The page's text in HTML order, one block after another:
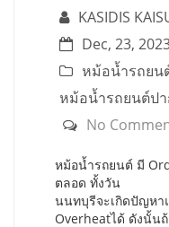
KASIDIS
Dec, 23,
หม้อน้ำรถยน
หม้อน้ำรถยนต์ปา
No
หม้อน้ำรถยนต์ มี
ตลอด ทั้งวัน
นนทบุรีจะเกิดปัญหา
Overheatได้ ดังนั้น